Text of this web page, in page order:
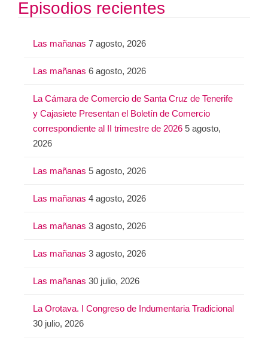
Episodios recientes
Las mañanas 7 agosto, 2026
Las mañanas 6 agosto, 2026
La Cámara de Comercio de Santa Cruz de Tenerife
y Cajasiete Presentan el Boletín de Comercio
correspondiente al II trimestre de 2026 5 agosto,
2026
Las mañanas 5 agosto, 2026
Las mañanas 4 agosto, 2026
Las mañanas 3 agosto, 2026
Las mañanas 3 agosto, 2026
Las mañanas 30 julio, 2026
La Orotava. I Congreso de Indumentaria Tradicional
30 julio, 2026